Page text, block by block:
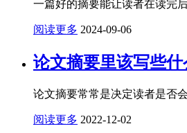
一篇好的摘要能让读者在读完
阅读更多 2024-09-06
论文摘要里该写些什
论文摘要常常是决定读者是否
阅读更多 2022-12-02